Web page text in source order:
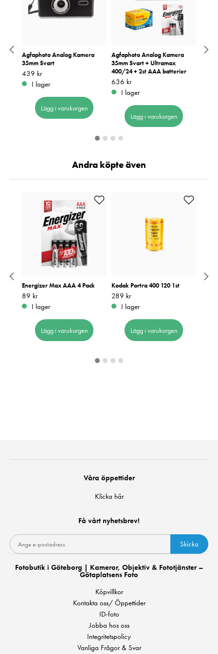
Agfaphoto Analog Kamera
35mm Svart
Pris: 439 kr
439 kr
I lager
Lägg i varukorgen
Agfaphoto Analog Kamera
35mm Svart + Ultramax
400/24 + 2st AAA batterier
Pris: 636 kr
636 kr
I lager
Lägg i varukorgen
Andra köpte även
Energizer Max AAA 4 Pack
Pris :89 kr
89 kr
I lager
Lägg i varukorgen
Kodak Portra 400 120 1st
Pris: 289 kr
289 kr
I lager
Lägg i varukorgen
Våra öppettider
Klicka här
Få vårt nyhetsbrev!
Skicka
Fotobutik i Göteborg | Kameror, Objektiv & Fototjänster –
Götaplatsens Foto
Köpvillkor
Kontakta oss/ Öppettider
ID-foto
Jobba hos oss
Integritetspolicy
Vanliga Frågor & Svar